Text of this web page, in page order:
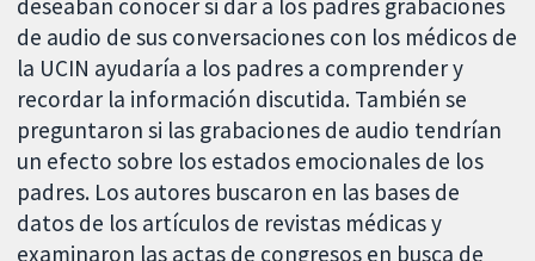
de audio de sus conversaciones con los médicos de
la UCIN ayudaría a los padres a comprender y
recordar la información discutida. También se
preguntaron si las grabaciones de audio tendrían
un efecto sobre los estados emocionales de los
padres. Los autores buscaron en las bases de
datos de los artículos de revistas médicas y
examinaron las actas de congresos en busca de